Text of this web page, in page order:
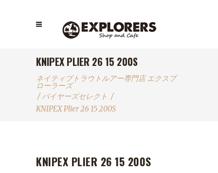
KNIPEX PLIER 26 15 200S
ネイティブトラウトルアー専門店 エクスプ
ローラーズ
/バイヤーズセレクト /
KNIPEX Plier 26 15 200S
KNIPEX PLIER 26 15 200S